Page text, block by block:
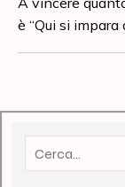
è “Qui si